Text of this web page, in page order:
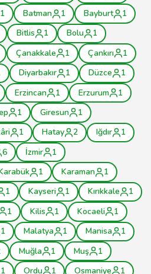
1 Batman 1 Bayburt
1
Bitlis 1 Bolu
1
Çanakkale 1 Çankırı
1
Diyarbakır 1 Düzce
1
Erzincan 1 Erzurum
1
1 Giresun
1
1 Hatay 2 Iğdır
1
6 İzmir
1
1 Karaman
1
1 Kayseri 1 Kırıkkale
1
1 Kilis 1 Kocaeli
1
1 Malatya 1 Manisa
1
Muğla 1 Muş
1
1 Ordu 1 Osmaniye
1